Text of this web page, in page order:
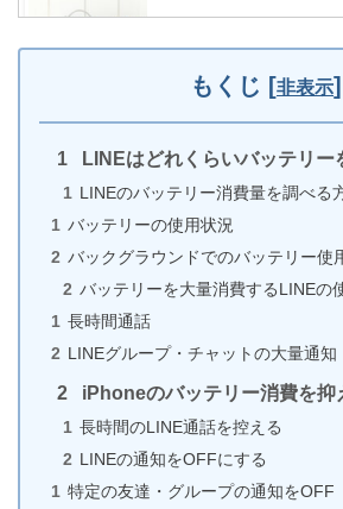
方法（iPhone版）
原因と対処法
iPhone版LINEが重くて落ち
不足
もくじ [非表示]
LINEはどれくらいバッテリー
LINEのバッテリー消費量を調べる
バッテリーの使用状況
バックグラウンドでのバッテリー使
バッテリーを大量消費するLINEの
長時間通話
LINEグループ・チャットの大量通知
iPhoneのバッテリー消費を抑
長時間のLINE通話を控える
LINEの通知をOFFにする
特定の友達・グループの通知をOFF